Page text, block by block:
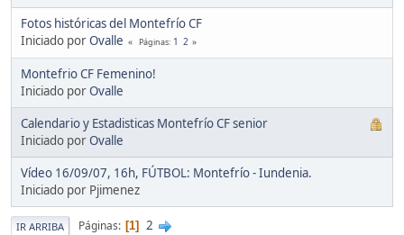
Fotos históricas del Montefrío CF
Iniciado porOvalle Páginas 1 2
Montefrio CF Femenino!
Iniciado porOvalle
Calendario y Estadisticas Montefrío CF senior
Iniciado porOvalle
Vídeo 16/09/07, 16h, FÚTBOL: Montefrío - Iundenia.
Iniciado por Pjimenez
IR ARRIBA Páginas 1 2